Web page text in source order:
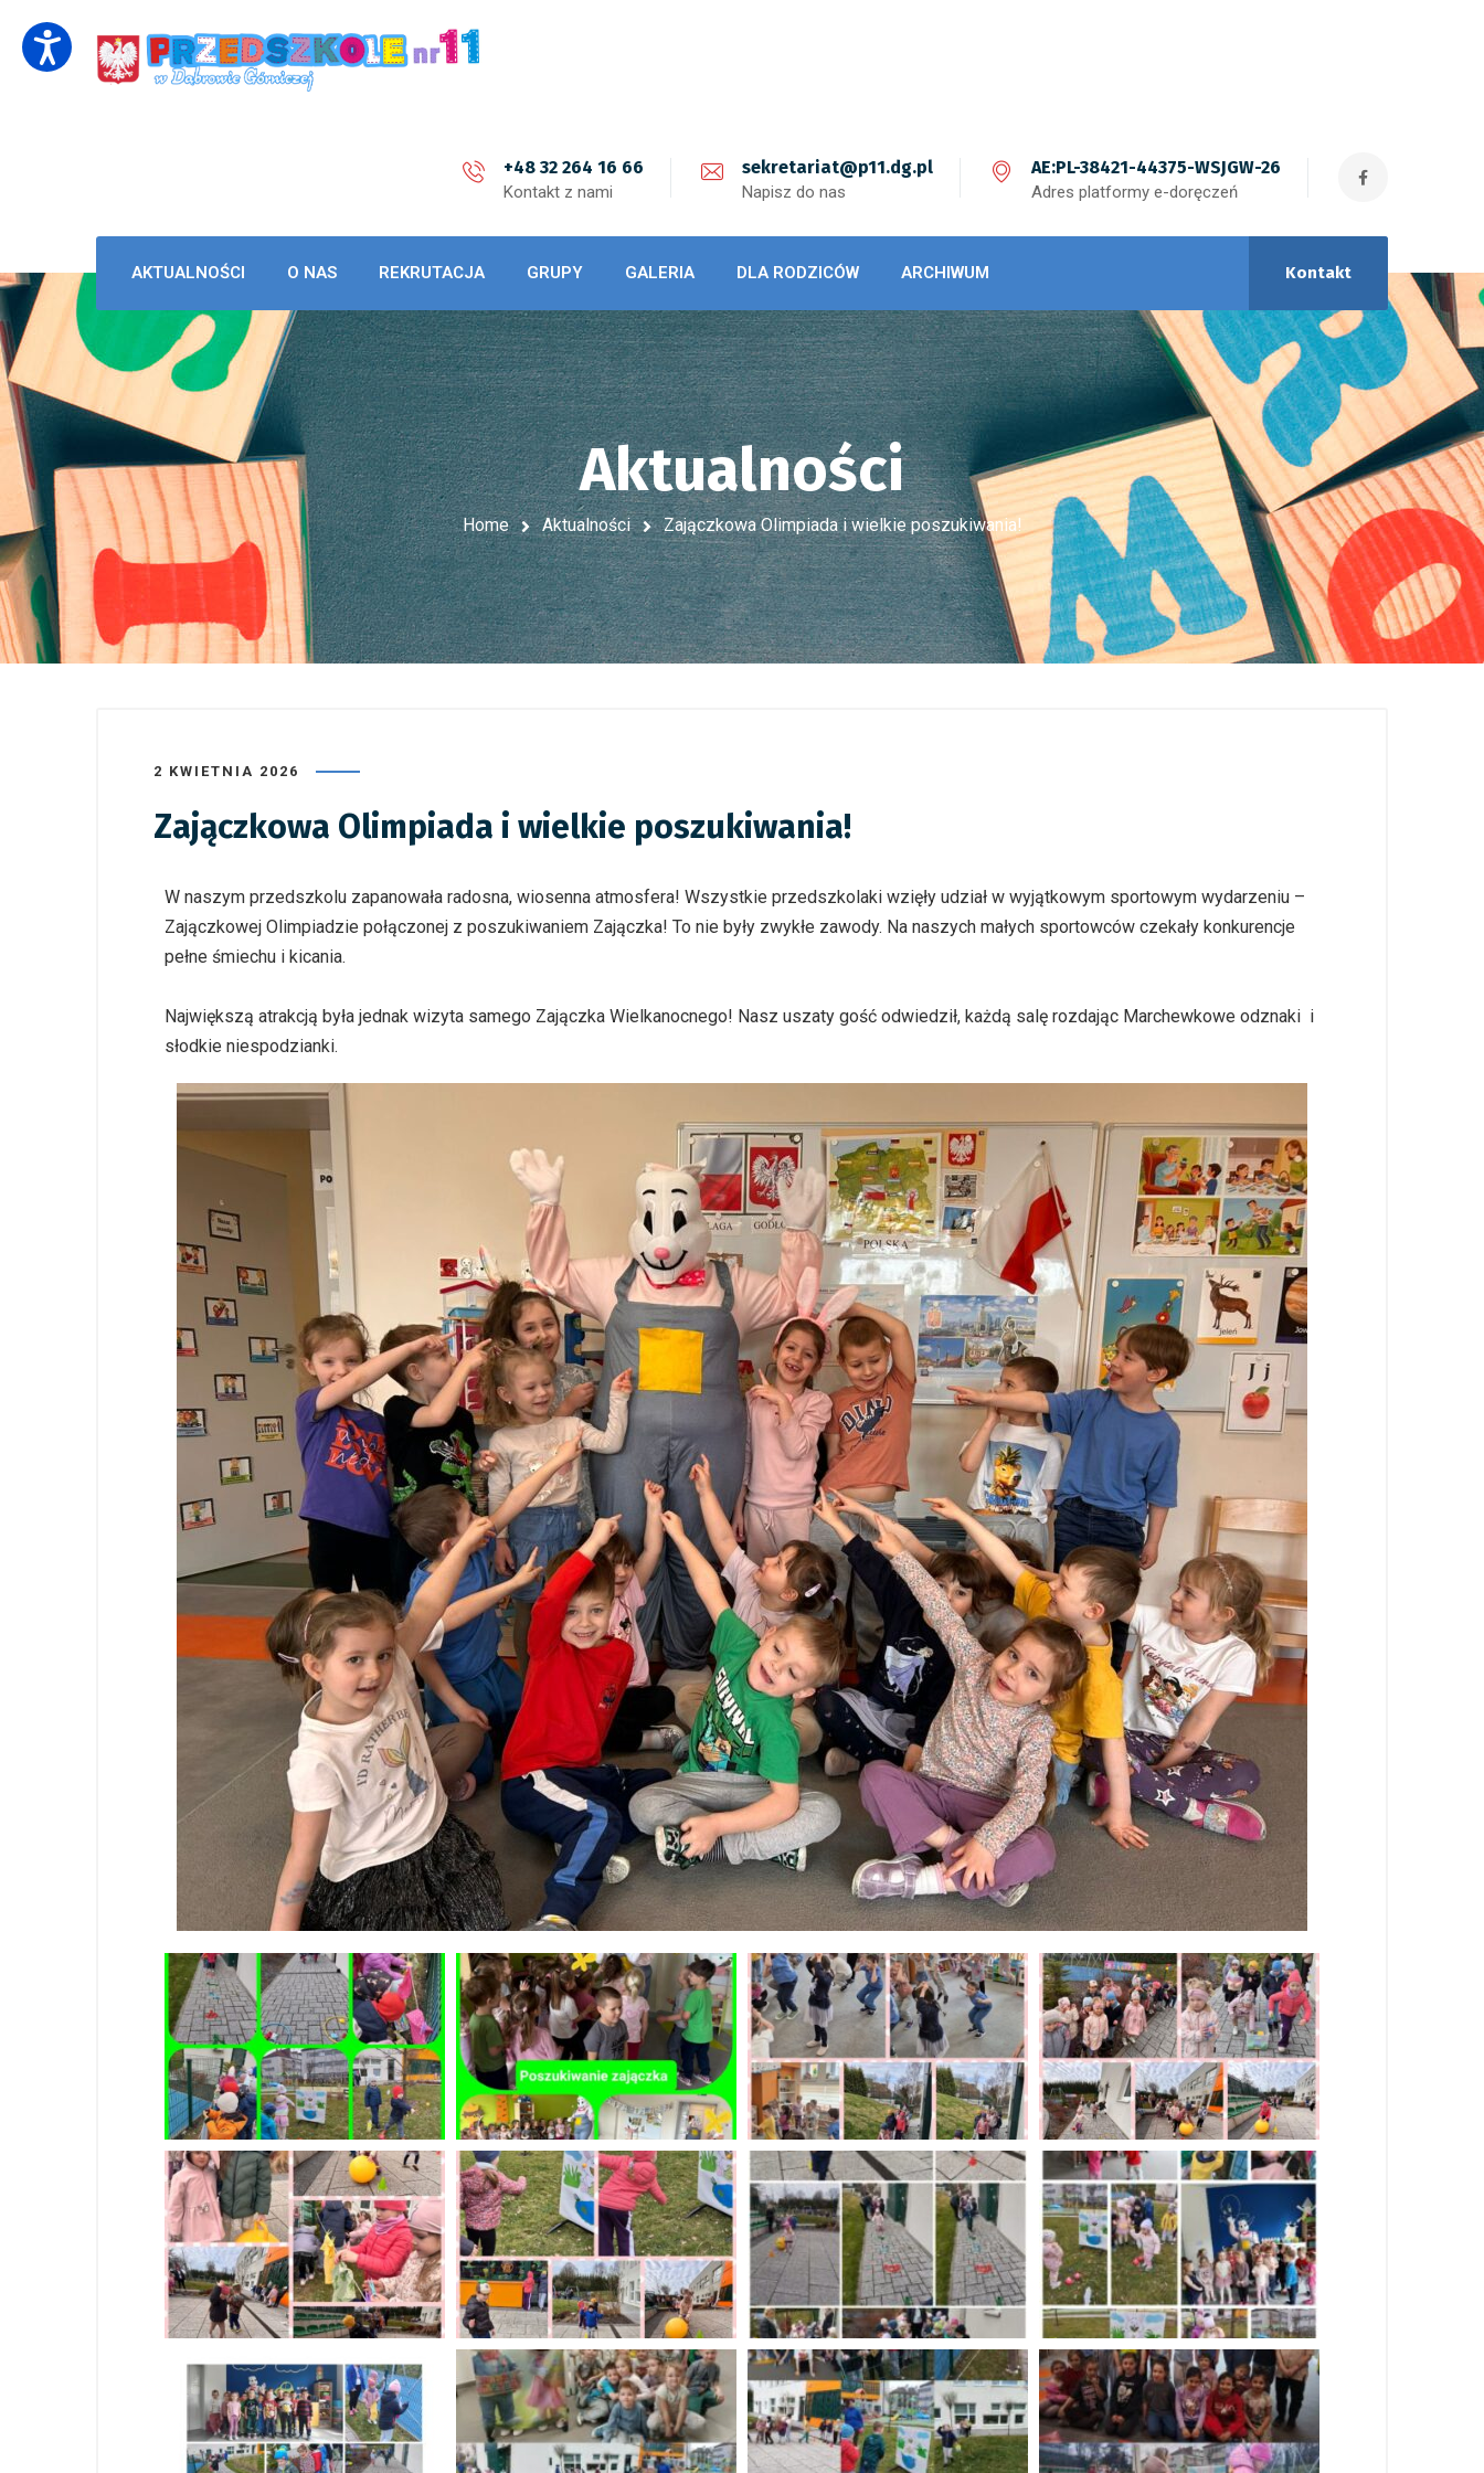
+48 32 264 16 66
Kontakt z nami
sekretariat@p11.dg.pl
Napisz do nas
AE:PL-38421-44375-WSJGW-26
Adres platformy e-doręczeń
Kontakt
AKTUALNOŚCI O NAS REKRUTACJA GRUPY GALERIA DLA RODZICÓW ARCHIWUM
Aktualności
Home Aktualności Zajączkowa Olimpiada i wielkie poszukiwania!
2 KWIETNIA 2026
Zajączkowa Olimpiada i wielkie poszukiwania!
W naszym przedszkolu zapanowała radosna, wiosenna atmosfera! Wszystkie przedszkolaki wzięły udział w wyjątkowym sportowym wydarzeniu –
Zajączkowej Olimpiadzie połączonej z poszukiwaniem Zajączka! To nie były zwykłe zawody. Na naszych małych sportowców czekały konkurencje
pełne śmiechu i kicania.
Największą atrakcją była jednak wizyta samego Zajączka Wielkanocnego! Nasz uszaty gość odwiedził, każdą salę rozdając Marchewkowe odznaki i
słodkie niespodzianki.